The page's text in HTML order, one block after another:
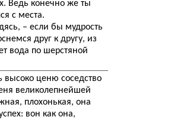
Ведь конечно же ты
с места.
– если бы мудрость
друг к другу, из
вода по шерстяной
высоко ценю соседство
великолепнейшей
плохонькая, она
вон как она,